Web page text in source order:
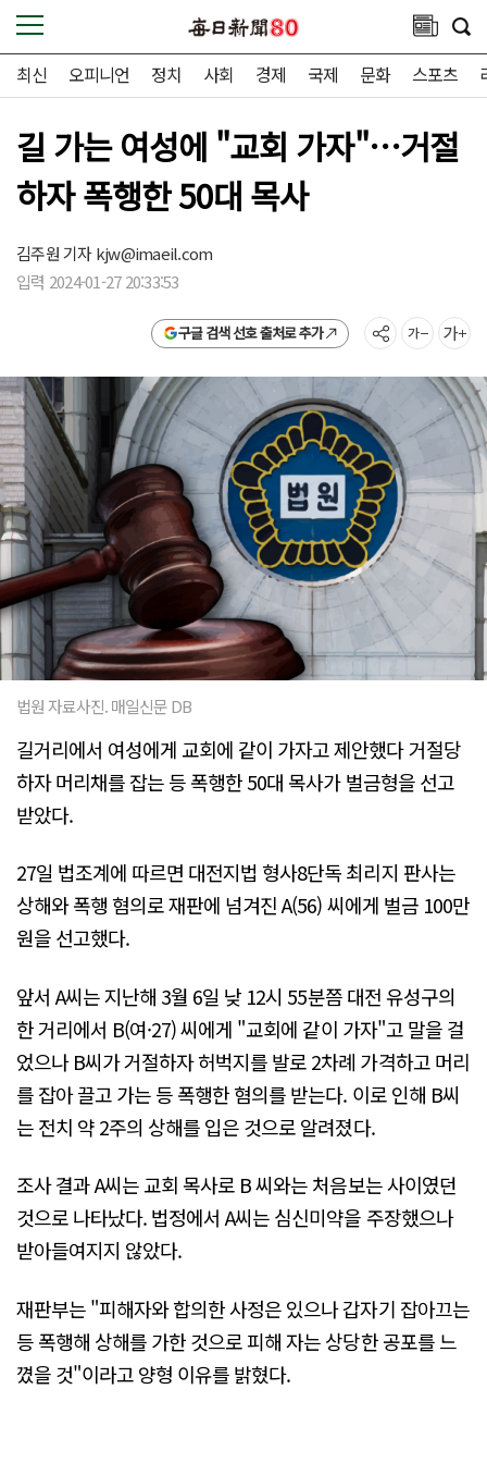
최신 오피니언 정치 사회 경제 국제 문화 스포츠
길 가는 여성에 "교회 가자"…거절
하자 폭행한 50대 목사
김주원 기자kjw@imaeil.com
입력 2024-01-27 20:33:53
구글 검색 선호 출처로 추가
법원 자료사진. 매일신문 DB
길거리에서 여성에게 교회에 같이 가자고 제안했다 거절당
하자 머리채를 잡는 등 폭행한 50대 목사가 벌금형을 선고
받았다.
27일 법조계에 따르면 대전지법 형사8단독 최리지 판사는
상해와 폭행 혐의로 재판에 넘겨진 A(56) 씨에게 벌금 100만
원을 선고했다.
앞서 A씨는 지난해 3월 6일 낮 12시 55분쯤 대전 유성구의
한 거리에서 B(여·27) 씨에게 "교회에 같이 가자"고 말을 걸
었으나 B씨가 거절하자 허벅지를 발로 2차례 가격하고 머리
를 잡아 끌고 가는 등 폭행한 혐의를 받는다. 이로 인해 B씨
는 전치 약 2주의 상해를 입은 것으로 알려졌다.
조사 결과 A씨는 교회 목사로 B 씨와는 처음보는 사이였던
것으로 나타났다. 법정에서 A씨는 심신미약을 주장했으나
받아들여지지 않았다.
재판부는 "피해자와 합의한 사정은 있으나 갑자기 잡아끄는
등 폭행해 상해를 가한 것으로 피해 자는 상당한 공포를 느
꼈을 것"이라고 양형 이유를 밝혔다.